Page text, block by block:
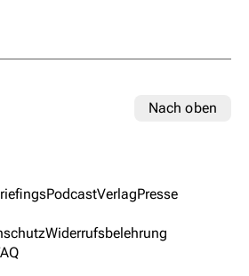
Nach oben
PodcastVerlagPresse
Widerrufsbelehrung